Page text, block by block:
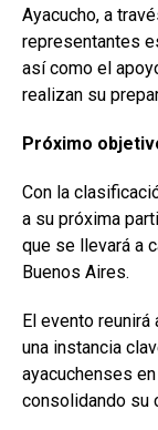
Ayacucho, a
representantes
así como el
realizan su
Próximo
Con la
a su próxima
que se llevará a
Buenos Aires.
El evento
una instancia
ayacuchenses
consolidando su